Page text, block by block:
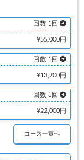
回数 1回
¥55,000円
回数 1回
¥13,200円
回数 1回
¥22,000円
コース一覧へ